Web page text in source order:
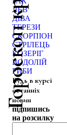
Гороскоп краси
ЛЕВ
ДІВА
ТЕРЕЗИ
СКОРПІОН
СТРІЛЕЦЬ
КОЗЕРІГ
ВОДОЛІЙ
РИБИ
Будь в курсі
останніх
новин
підпишись
на розсилку